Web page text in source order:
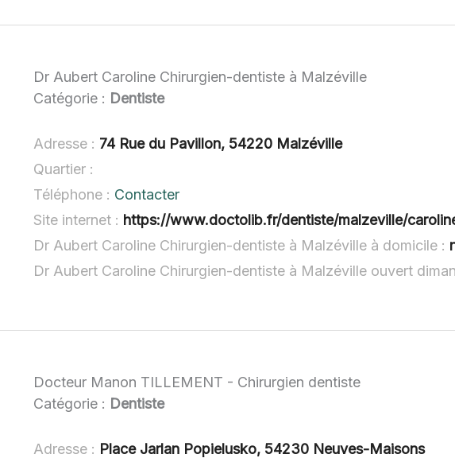
Dr Aubert Caroline Chirurgien-dentiste à Malzéville
Catégorie : Dentiste
Adresse : 74 Rue du Pavillon, 54220 Malzéville
Quartier :
Téléphone : Contacter
Site internet : https://www.doctolib.fr/dentiste/malzeville/
Dr Aubert Caroline Chirurgien-dentiste à Malzéville à domicile :
Dr Aubert Caroline Chirurgien-dentiste à Malzéville ouvert
Docteur Manon TILLEMENT - Chirurgien dentiste
Catégorie : Dentiste
Adresse : Place Jarlan Popielusko, 54230 Neuves-Maisons